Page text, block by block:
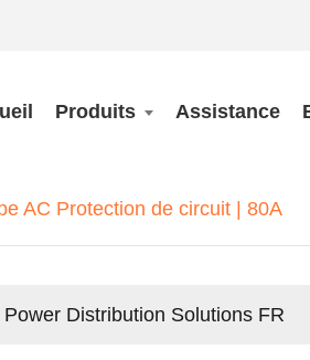
Produits Assistance
AC Protection de circuit | 80A
Distribution Solutions FR